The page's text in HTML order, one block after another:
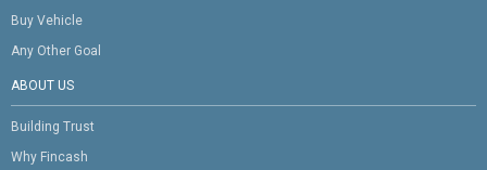
Buy Vehicle
Any Other Goal
ABOUT US
Building Trust
Why Fincash